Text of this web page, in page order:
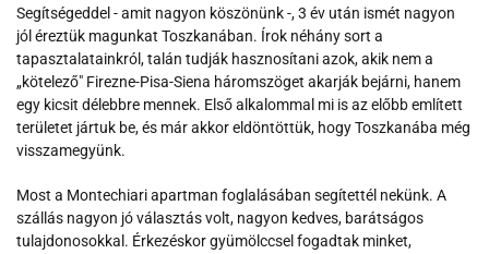
Segítségeddel - amit nagyon köszönünk -, 3 év után ismét nagyon
jól éreztük magunkat Toszkanában. Írok néhány sort a
tapasztalatainkról, talán tudják hasznosítani azok, akik nem a
„kötelező" Firezne-Pisa-Siena háromszöget akarják bejárni, hanem
egy kicsit délebbre mennek. Első alkalommal mi is az előbb említett
területet jártuk be, és már akkor eldöntöttük, hogy Toszkanába még
visszamegyünk.
Most a Montechiari apartman foglalásában segítettél nekünk. A
szállás nagyon jó választás volt, nagyon kedves, barátságos
tulajdonosokkal. Érkezéskor gyümölccsel fogadtak minket,